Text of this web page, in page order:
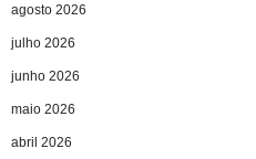
agosto 2026
julho 2026
junho 2026
maio 2026
abril 2026